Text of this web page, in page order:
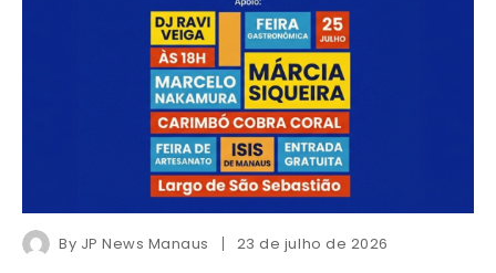
By JP News Manaus 23 de julho de 2026